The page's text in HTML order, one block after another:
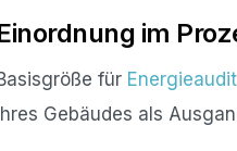
im
für Energieaudit
Ihres Gebäudes als